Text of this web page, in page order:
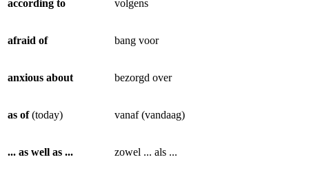
according to volgens
afraid of bang voor
anxious about bezorgd over
as of(today) vanaf (vandaag)
... as well as ... zowel ... als ...